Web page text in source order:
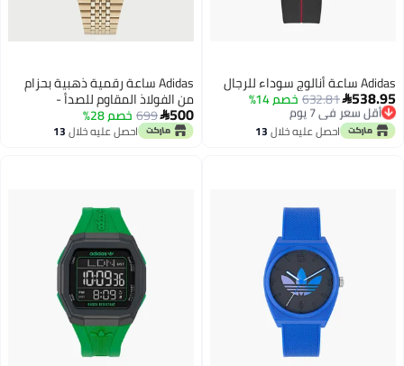
Adidas ساعة أنالوج سوداء للرجال
538.95
632.81خصم 14% أقل سعر في 7 يوم
توصيل مجاني
أقل سعر في 7 يوماحصل عليه خلال13
Adidas ساعة رقمية ذهبية بحزام
من الفولاذ المقاوم للصدأ -
AOST22071 | 36 مم
500
699 خصم 28%
احصل عليه خلال13